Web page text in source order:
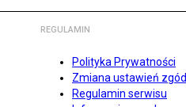
REGULAMIN
Polityka Prywatności
Zmiana ustawień zgód
Regulamin serwisu